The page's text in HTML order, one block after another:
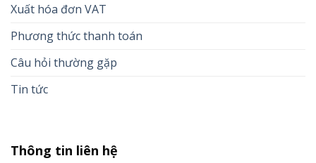
Xuất hóa đơn VAT
Phương thức thanh toán
Câu hỏi thường gặp
Tin tức
Thông tin liên hệ